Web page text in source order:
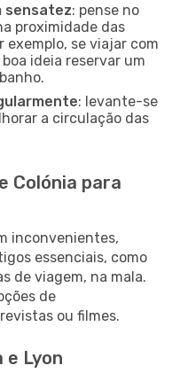
sensatez: pense no
proximidade das
exemplo, se viajar com
ideia reservar um
: levante-se
a circulação das
Colónia para
inconvenientes,
essenciais, como
de viagem, na mala.
de
ou filmes.
Lyon